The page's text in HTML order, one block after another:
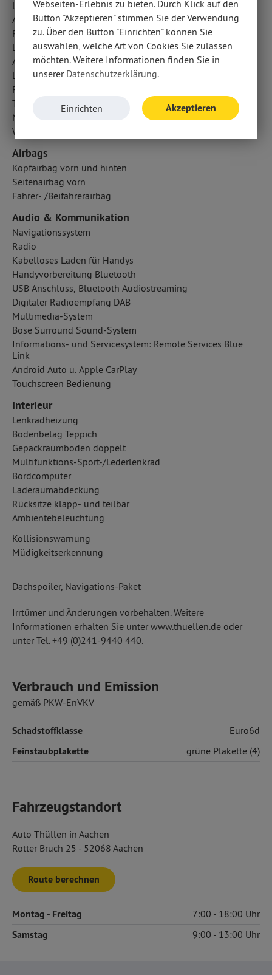
Lichtsensor
Abbiegelicht
Regensensor
LED-Tagfahrlicht
Außentemperatur Anzeige
LED-Scheinwerfer
Fahrlichtautomatik
Traktionskontrolle
Notrufsystem
Wegfahrsperre
Airbags
Kopfairbag vorn und hinten
Seitenairbag vorn
Fahrer- /Beifahrerairbag
Audio & Kommunikation
Navigationssystem
Radio
Kabelloses Laden für Handys
Handyvorbereitung Bluetooth
USB Anschluss, Bluetooth Audiostreaming
Digitaler Radioempfang DAB
Multimedia-System
Bose Surround Sound-System
Informations- und Servicesystem: Remote Services Blue
Link
Android Auto u. Apple CarPlay
Touchscreen Bedienung
Interieur
Lenkradheizung
Bodenbelag Teppich
Gepäckraumboden doppelt
Multifunktions-Sport-/Lederlenkrad
Bordcomputer
Laderaumabdeckung
Rücksitze klapp- und teilbar
Ambientebeleuchtung
Kollisionswarnung
Müdigkeitserkennung
Dachspoiler, Navigations-Paket
Irrtümer und Änderungen vorbehalten. Weitere
Informationen erhalten Sie unter www.thuellen.de oder
unter Tel. +49 (0)241-9440 440.
Verbrauch und Emission
gemäß PKW-EnVKV
Schadstoffklasse Euro6d
Feinstaubplakette grüne Plakette (4)
Fahrzeugstandort
Auto Thüllen in Aachen
Rotter Bruch 25 - 52068 Aachen
Route berechnen
Montag - Freitag 7:00 18:00
Samstag 9:00 13:00
Webseiten-Erlebnis zu bieten. Durch Klick auf den
Button "Akzeptieren" stimmen Sie der Verwendung
zu. Über den Button "Einrichten" können Sie
auswählen, welche Art von Cookies Sie zulassen
möchten. Weitere Informationen finden Sie in
unserer Datenschutzerklärung.
Einrichten Akzeptieren